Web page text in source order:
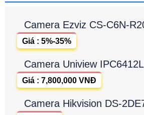
Camera Ezviz CS-C6N-
Giá : 5%-35%
Camera Uniview
Giá : 7,800,000 VNĐ
Camera Hikvision DS-